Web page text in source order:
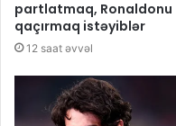
partlatmaq, Ronaldonu
qaçırmaq istəyiblər
12 saat əvvəl